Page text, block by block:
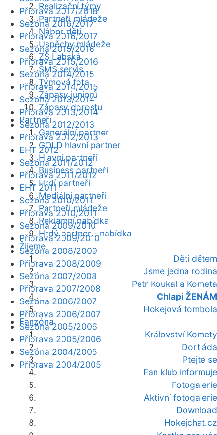
Realizační týmy
Partneři mládeže
Nábor dětí
Úspěchy mládeže
ZŠ Labská
SMS servis
Týmová fota
Zápasy juniorů
Zápasy dorostu
Partneři
Generální partner
GOLD hlavní partner
Hlavní partneři
Business partneři
Hrdí partneři
Mediální partneři
Partneři mládeže
Reklamní nabídka
Hrdý partner - nabídka
Žijeme
Děti dětem
Jsme jedna rodina
Petr Koukal a Kometa
Chlapi ŽENÁM
Hokejová tombola
Fanzóna
Království Komety
Dortiáda
Ptejte se
Fan klub informuje
Fotogalerie
Aktivní fotogalerie
Download
Hokejchat.cz
Příprava 2017/2018
Sezóna 2016/2017
Příprava 2016/2017
Sezóna 2015/2016
Příprava 2015/2016
Sezóna 2014/2015
Příprava 2014/2015
Sezóna 2013/2014
Příprava 2013/2014
Sezóna 2012/2013
Příprava 2012/2013
EHT 2012
Sezóna 2011/2012
Příprava 2011/2012
EHT 2011
Sezóna 2010/2011
Příprava 2010/2011
Sezóna 2009/2010
Příprava 2009/2010
Sezóna 2008/2009
Příprava 2008/2009
Sezóna 2007/2008
Příprava 2007/2008
Sezóna 2006/2007
Příprava 2006/2007
Sezóna 2005/2006
Příprava 2005/2006
Sezóna 2004/2005
Příprava 2004/2005